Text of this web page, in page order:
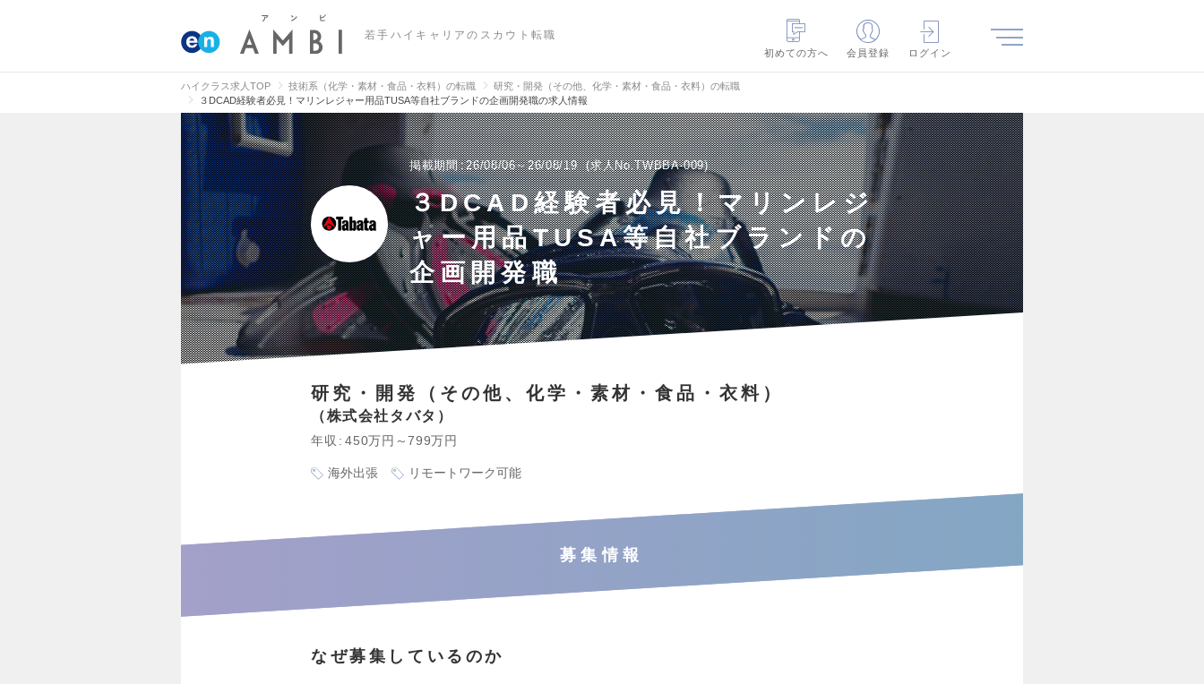
若手ハイキャリアのスカウト転職
初めての方へ
会員登録 ログイン
ハイクラス求人TOP 技術系（化学・素材・食品・衣料）の転職
研究・開発（その他、化学・素材・食品・衣料）の転職
３DCAD経験者必見！マリンレジャー用品TUSA等自社ブランドの企画開発職の求人情報
掲載期間 26/08/06～26/08/19 求人No.TWBBA-009
３DCAD経験者必見！マリンレジ
ャー用品TUSA等自社ブランドの
企画開発職
研究・開発（その他、化学・素材・食品・衣料）
株式会社タバタ
年収 450万円～799万円
海外出張 リモートワーク可能
募集情報
なぜ募集しているのか